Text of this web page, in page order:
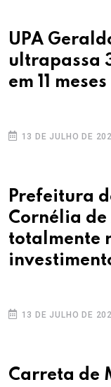
UPA
ultrapassa
em 11 meses
13 DE JULHO DE
Prefeitura
Cornélia de
totalmente
13 DE JULHO DE
Carreta de